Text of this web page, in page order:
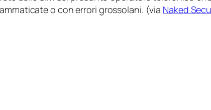
o con errori grossolani. (via Naked